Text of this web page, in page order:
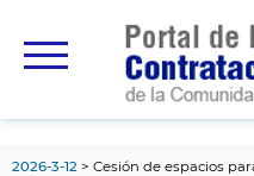
principal
2026-3-12
Cesión de espacios